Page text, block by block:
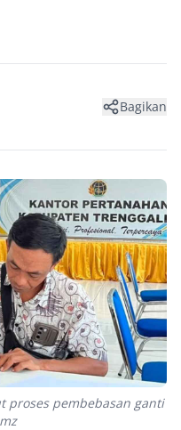
Bagikan
proses pembebasan ganti